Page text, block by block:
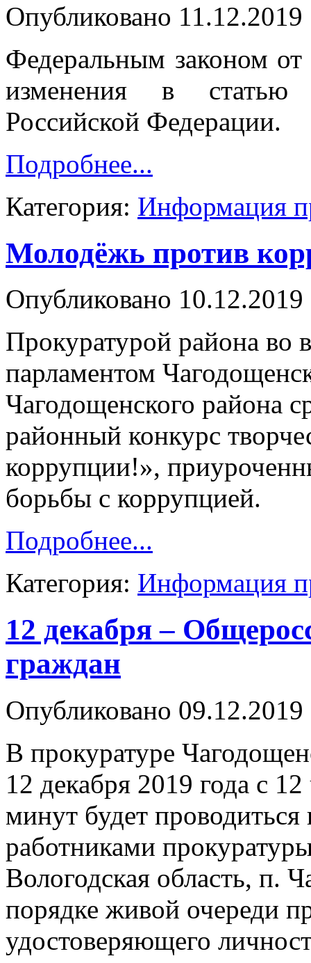
Опубликовано 11.12.2019
Федеральным законом
изменения в статью
Российской Федерации.
Подробнее...
Категория: Информация
Молодёжь против
Опубликовано
Прокуратурой района
парламентом
Чагодощенского района
районный конкурс
коррупции!»,
борьбы с коррупцией.
Подробнее...
Категория: Информация
12 декабря –
граждан
Опубликовано
В прокуратуре
12 декабря 2019 года с
минут будет
работниками
Вологодская область, п.
порядке живой очереди
удостоверяющего